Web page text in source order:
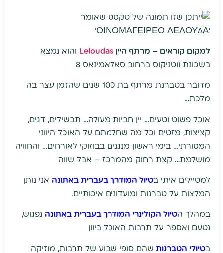
למקום קוראים – מרתף היין
והוא נמצא
בשכונת ווטניקוס ברחוב סאלאמינאס 8
מדובר בטברנת מרתף בת 100 שנים שהזמן עצר בה
מלכת…
אוכל פשוט וטעים… יין חביות מעולה… תבשילים, דגים,
קציצות, מזטים וכל מה שחלמתם על האוכל היווני
המסורתי… בימי ראשון מנגנים בבוזוקי לאורחים… והחוויה
מושלמת… קצת רחוק מהמרכז – אבל שווה
למטיילים איתי בטיול המודרך בעברית באתונה אני נותן
המלצות על טברנות ומועדונים איכותיים.
במהלך הטיול הקולינרי המודרך בעברית באתונה נפגוש,
נטעם ואספר על תרבות האוכל ביוון
בטיולי הטברנות שהם סופי שבוע של תרבות, מוזיקה